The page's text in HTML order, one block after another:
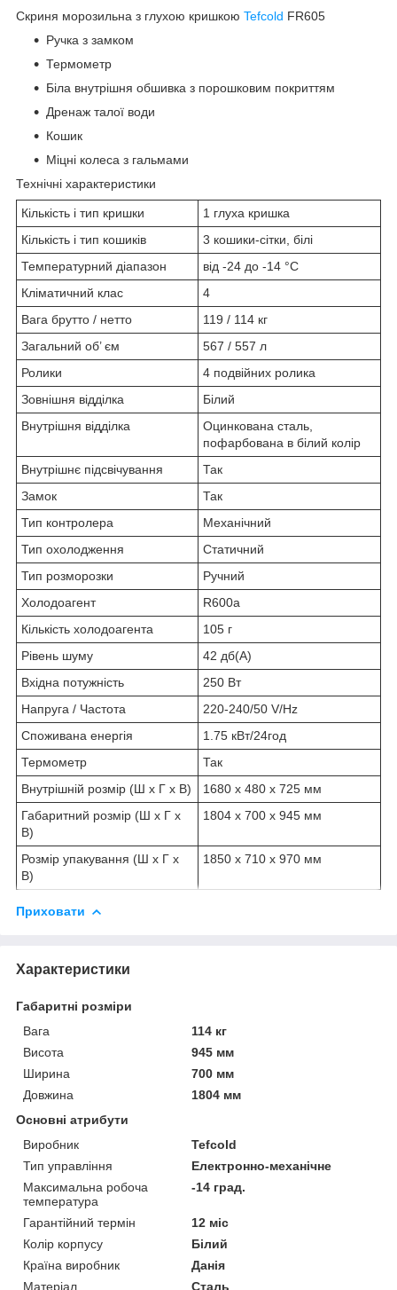
Скриня морозильна з глухою кришкою Tefcold FR605
Ручка з замком
Термометр
Біла внутрішня обшивка з порошковим покриттям
Дренаж талої води
Кошик
Міцні колеса з гальмами
Технічні характеристики
Кількість і тип кришки
1 глуха кришка
Кількість і тип кошиків
3 кошики-сітки, білі
Температурний діапазон
від -24 до -14 °C
Кліматичний клас
4
Вага брутто / нетто
119 / 114 кг
Загальний об’ єм
567 / 557 л
Ролики
4 подвійних ролика
Зовнішня відділка
Білий
Внутрішня відділка
Оцинкована сталь,
пофарбована в білий колір
Внутрішнє підсвічування
Так
Замок
Так
Тип контролера
Механічний
Тип охолодження
Статичний
Тип розморозки
Ручний
Холодоагент
R600a
Кількість холодоагента
105 г
Рівень шуму
42 дб(А)
Вхідна потужність
250 Вт
Напруга / Частота
220-240/50 V/Hz
Споживана енергія
1.75 кВт/24год
Термометр
Так
Внутрішній розмір (Ш x Г x B)
1680 x 480 x 725 мм
Габаритний розмір (Ш x Г x
B)
1804 x 700 x 945 мм
Розмір упакування (Ш x Г x
B)
1850 x 710 x 970 мм
Приховати
Характеристики
Габаритні розміри
Вага
114 кг
Висота
945 мм
Ширина
700 мм
Довжина
1804 мм
Основні атрибути
Виробник
Tefcold
Тип управління
Електронно-механічне
Максимальна робоча
температура
-14 град.
Гарантійний термін
12 міс
Колір корпусу
Білий
Країна виробник
Данія
Матеріал
Сталь